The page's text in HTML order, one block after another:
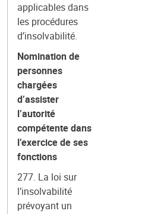
applicables dans
les procédures
d’insolvabilité.
Nomination de
personnes
chargées
d’assister
l’autorité
compétente dans
l’exercice de ses
fonctions
277. La loi sur
l’insolvabilité
prévoyant un